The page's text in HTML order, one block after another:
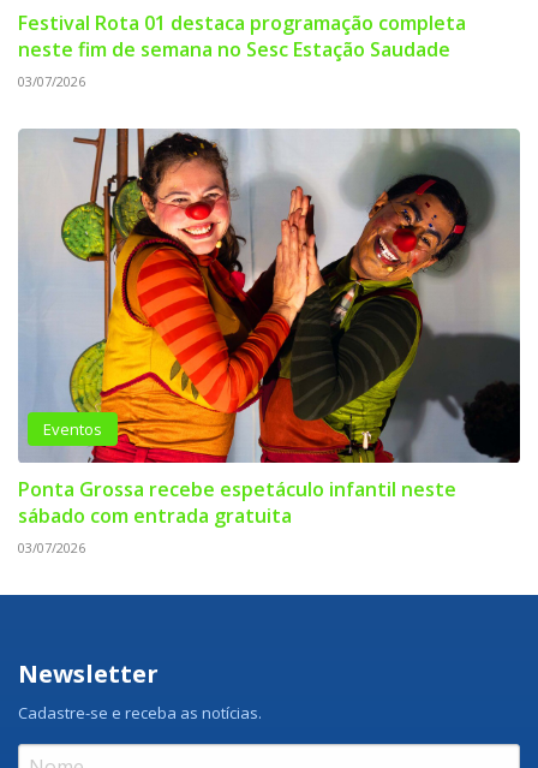
Festival Rota 01 destaca programação completa
neste fim de semana no Sesc Estação Saudade
03/07/2026
Eventos
Ponta Grossa recebe espetáculo infantil neste
sábado com entrada gratuita
03/07/2026
Newsletter
Cadastre-se e receba as notícias.